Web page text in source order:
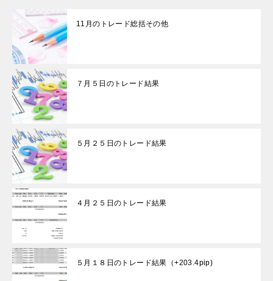
11月のトレード総括その他
７月５日のトレード結果
５月２５日のトレード結果
４月２５日のトレード結果
５月１８日のトレード結果（+203.4pip)